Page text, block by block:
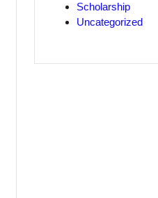
Scholarship
Uncategorized